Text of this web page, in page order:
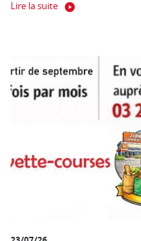
Lire la suite